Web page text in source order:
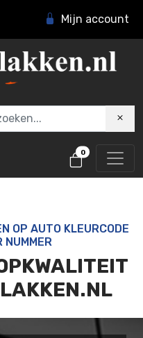
Mijn account
0
OP AUTO KLEURCODE
NUMMER